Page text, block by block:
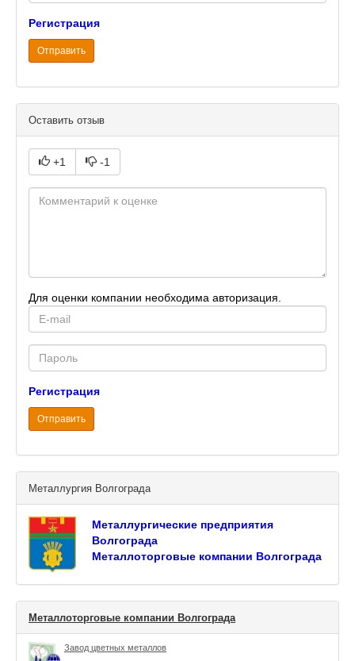
Регистрация
Отправить
Оставить отзыв
+1 -1
Для оценки компании необходима авторизация.
mail
Password
Регистрация
Отправить
Металлургия Волгограда
Металлургические предприятия
Волгограда
Металлоторговые компании Волгограда
Металлоторговые компании Волгограда
Завод цветных металлов